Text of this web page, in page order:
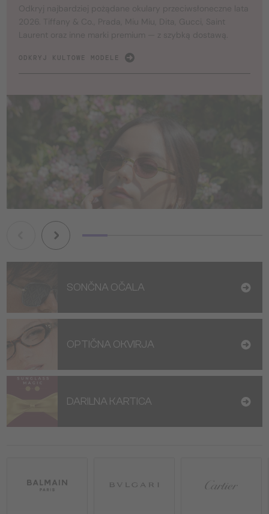
Odkryj najbardziej pożądane okulary przeciwsłoneczne lata
2026. Tiffany & Co., Prada, Miu Miu, Dita, Gucci, Saint
Laurent oraz inne marki premium — z szybką dostawą.
ODKRYJ KULTOWE MODELE
SONČNA OČALA
OPTIČNA OKVIRJA
DARILNA KARTICA